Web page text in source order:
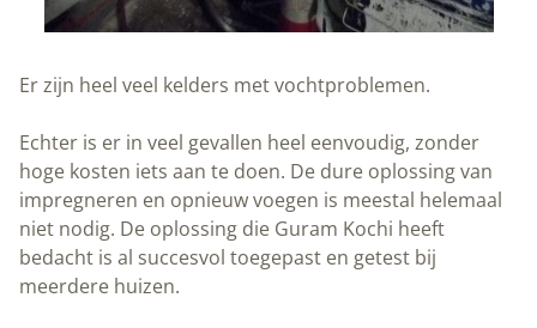
Er zijn heel veel kelders met vochtproblemen.
Echter is er in veel gevallen heel eenvoudig, zonder
hoge kosten iets aan te doen. De dure oplossing van
impregneren en opnieuw voegen is meestal helemaal
niet nodig. De oplossing die Guram Kochi heeft
bedacht is al succesvol toegepast en getest bij
meerdere huizen.